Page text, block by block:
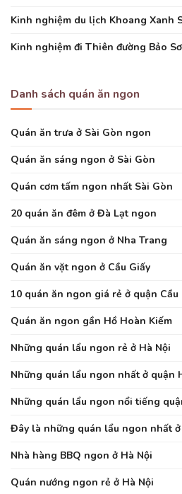
Kinh nghiệm du lịch Khoang Xanh
Kinh nghiệm đi Thiên đường Bảo
Danh sách quán ăn ngon
Quán ăn trưa ở Sài Gòn ngon
Quán ăn sáng ngon ở Sài Gòn
Quán cơm tấm ngon nhất Sài Gòn
20 quán ăn đêm ở Đà Lạt ngon
Quán ăn sáng ngon ở Nha Trang
Quán ăn vặt ngon ở Cầu Giấy
10 quán ăn ngon giá rẻ ở quận Cầu
Quán ăn ngon gần Hồ Hoàn Kiếm
Những quán lẩu ngon rẻ ở Hà Nội
Những quán lẩu ngon nhất ở quận
Những quán lẩu ngon nổi tiếng
Đây là những quán lẩu ngon nhất
Nhà hàng BBQ ngon ở Hà Nội
Quán nướng ngon rẻ ở Hà Nội